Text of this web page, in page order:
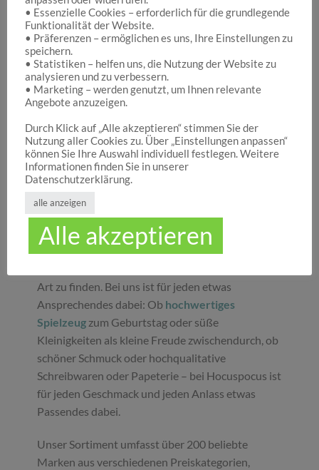
Hocuspocus – Ihr Onlineshop für die schönen
Dinge des Lebens
Hocuspocus ist die richtige Anlaufstelle für Dich,
wenn Du auf der Suche nach schönen
Geschenken , tollenSpielwarenoder
ansprechenderDekorationbist. Wir von
Hocuspocus wissen schöne Dinge stets zu
schätzen und legen daher großen Wert darauf,
dass bei uns Groß und Klein etwas finden, was sie
glücklich macht. Jeder Tag ist ein guter Anlass, um
seinen Liebsten oder sich selbst eine Freude zu
machen. Unser umfassendes Sortiment gibt Ihnen
Art zu finden. Bei uns ist für jeden etwas
Ansprechendes dabei: Ob hochwertiges
Spielzeug zum Geburtstag oder süße
Kleinigkeiten als kleine Freude zwischendurch, ob
schöner Schmuck oder hochqualitative
Schreibwaren oder Papeterie – bei Hocuspocus ist
für jeden Geschmack und jeden Anlass etwas
Passendes dabei.
Unser Sortiment umfasst über 200 beliebte
Marken aus verschiedenen Preiskategorien,
• Essenzielle Cookies – erforderlich für die grundlegende
Funktionalität der Website.
• Präferenzen – ermöglichen es uns, Ihre Einstellungen zu
speichern.
• Statistiken – helfen uns, die Nutzung der Website zu
analysieren und zu verbessern.
• Marketing – werden genutzt, um Ihnen relevante
Angebote anzuzeigen.
Durch Klick auf „Alle akzeptieren“ stimmen Sie der
Nutzung aller Cookies zu. Über „Einstellungen anpassen“
können Sie Ihre Auswahl individuell festlegen. Weitere
Informationen finden Sie in unserer
Datenschutzerklärung.
alle anzeigen
Alle akzeptieren